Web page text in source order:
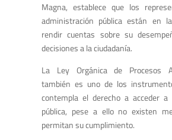
Magna, establece que los
administración pública están en
rendir cuentas sobre su
decisiones a la ciudadanía.
La Ley Orgánica de Procesos
también es uno de los
contempla el derecho a acceder a
pública, pese a ello no existen
permitan su cumplimiento.